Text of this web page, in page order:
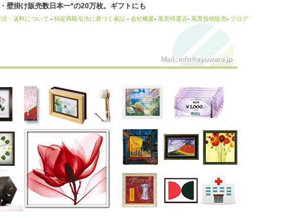
壁掛け販売数日本一*の20万枚。ギフトにも
・送料について - 特定商取引法に基づく表記 - 会社概要- 風景特選店- 風景投稿販売- ブログ